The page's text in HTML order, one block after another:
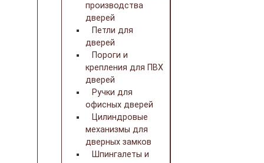
производства
дверей
Петли для
дверей
Пороги и
крепления для ПВХ
дверей
Ручки для
офисных дверей
Цилиндровые
механизмы для
дверных замков
Шпингалеты и